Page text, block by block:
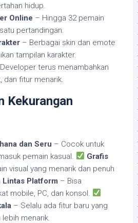
hidup.
Online – Hingga 32 pemain
pertandingan.
– Berbagai skin dan emote
tampilan karakter.
terus menambahkan
dan fitur menarik.
Kekurangan
dan Seru – Cocok untuk
pemain kasual.
Grafis
visual yang menarik dan penuh
Lintas Platform – Bisa
mobile, PC, dan konsol.
– Selalu ada fitur baru yang
menarik.